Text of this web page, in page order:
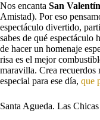
Nos encanta San Valentín
Amistad). Por eso
espectáculo divertido,
sabes de qué espectáculo
de hacer un homenaje
risa es el mejor
maravilla. Crea recuerdos
especial para ese día, que
Santa Agueda. Las